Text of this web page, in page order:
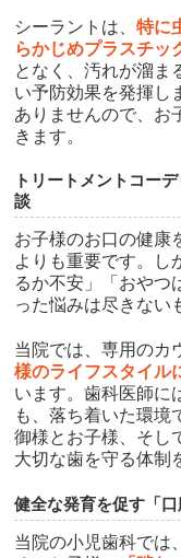
シーラントは、特に
らかじめプラスチッ
となく、汚れが溜ま
い予防効果を発揮し
ありませんので、お
きます。
トリートメントコー
談
お子様のお口の健康
よりも重要です。し
るか不安」「おやつ
った悩みは尽きない
当院では、専用のカ
様のライフスタイル
います。歯科医師に
も、落ち着いた環境
御様とお子様、そし
大切な歯を守る体制
健全な発育を促す「
当院の小児歯科では